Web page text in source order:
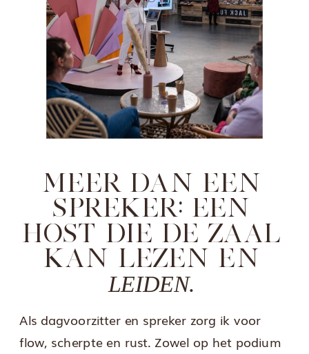
Als dagvoorzitter en spreker zorg ik voor
flow, scherpte en rust. Zowel op het podium
MEER DAN EEN
SPREKER: EEN
HOST DIE DE ZAAL
KAN LEZEN EN
LEIDEN.